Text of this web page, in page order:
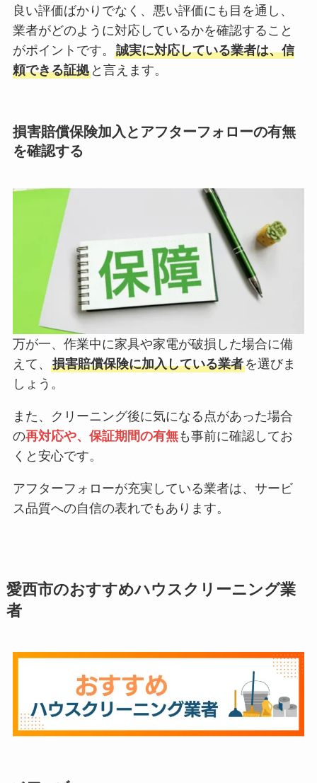
良い評価ばかりでなく、悪い評価にも目を通し、
業者がどのように対応しているかを確認すること
がポイントです。 誠実に対応している業者は、信
頼できる証拠と言えます。
損害賠償保険加入とアフターフォローの有無
を確認する
万が一、作業中に家具や家電が破損した場合に備
えて、 損害賠償保険に加入している業者を選びま
しょう。
また、クリーニング後に気になる点があった場合
の再対応や、保証期間の有無も事前に確認してお
くと安心です。
アフターフォローが充実している業者は、サービ
ス品質への自信の表れでもあります。
愛西市のおすすめハウスクリーニング業
者